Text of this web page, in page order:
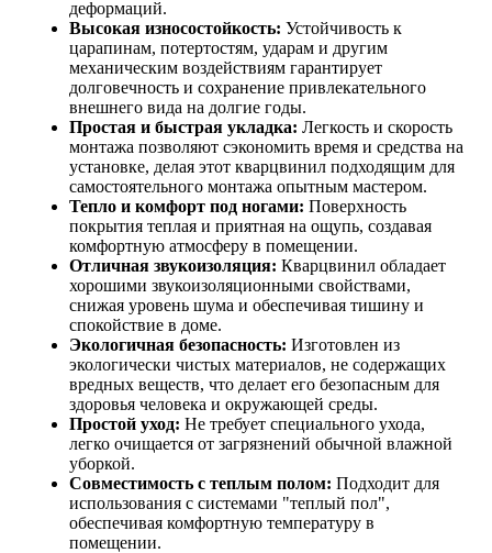
деформаций.
Высокая износостойкость: Устойчивость к
царапинам, потертостям, ударам и другим
механическим воздействиям гарантирует
долговечность и сохранение привлекательного
внешнего вида на долгие годы.
Простая и быстрая укладка: Легкость и скорость
монтажа позволяют сэкономить время и средства на
установке, делая этот кварцвинил подходящим для
самостоятельного монтажа опытным мастером.
Тепло и комфорт под ногами: Поверхность
покрытия теплая и приятная на ощупь, создавая
комфортную атмосферу в помещении.
Отличная звукоизоляция: Кварцвинил обладает
хорошими звукоизоляционными свойствами,
снижая уровень шума и обеспечивая тишину и
спокойствие в доме.
Экологичная безопасность: Изготовлен из
экологически чистых материалов, не содержащих
вредных веществ, что делает его безопасным для
здоровья человека и окружающей среды.
Простой уход: Не требует специального ухода,
легко очищается от загрязнений обычной влажной
уборкой.
Совместимость с теплым полом: Подходит для
использования с системами "теплый пол",
обеспечивая комфортную температуру в
помещении.